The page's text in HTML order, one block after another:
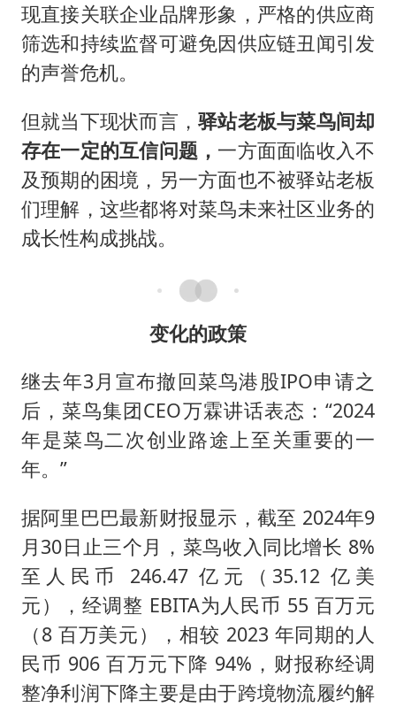
现直接关联企业品牌形象，严格的供应商
筛选和持续监督可避免因供应链丑闻引发
的声誉危机。
但就当下现状而言，驿站老板与菜鸟间却
存在一定的互信问题， 一方面面临收入不
及预期的困境，另一方面也不被驿站老板
们理解，这些都将对菜鸟未来社区业务的
成长性构成挑战。
变化的政策
继去年3月宣布撤回菜鸟港股IPO申请之
后，菜鸟集团CEO万霖讲话表态：“2024
年是菜鸟二次创业路途上至关重要的一
年。”
据阿里巴巴最新财报显示，截至 2024年9
月30日止三个月，菜鸟收入同比增长 8%
至人民币 246.47 亿元（35.12 亿美
元），经调整 EBITA为人民币 55 百万元
（8 百万美元），相较 2023 年同期的人
民币 906 百万元下降 94%，财报称经调
整净利润下降主要是由于跨境物流履约解